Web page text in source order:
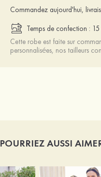
Commandez aujourd'hui,
Temps de confection :
Cette robe est faite sur
personnalisées, nos tailleurs
AUSSI